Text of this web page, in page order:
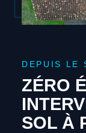
DEPUIS LE
ZÉRO
SOL À